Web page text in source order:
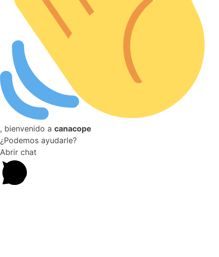
, bienvenido a canacope
¿Podemos ayudarle?
Abrir chat